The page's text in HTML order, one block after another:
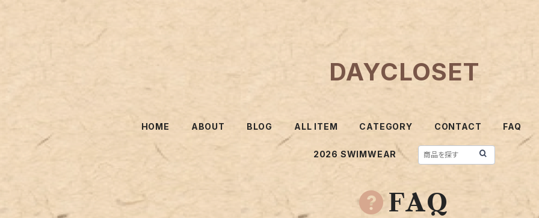
DAYCLOSET
HOME ABOUT BLOG ALL ITEM CATEGORY CONTACT FAQ
2026 SWIMWEAR
FAQ